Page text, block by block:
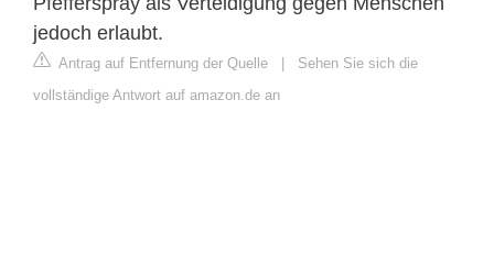
jedoch erlaubt.
Antrag auf Entfernung der Quelle | Sehen Sie sich die
vollständige Antwort auf amazon.de an